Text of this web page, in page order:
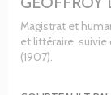
Magistrat et
et littéraire,
(1907).